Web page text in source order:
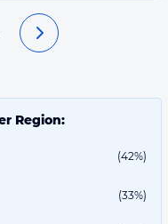
Region:
(42%)
(33%)